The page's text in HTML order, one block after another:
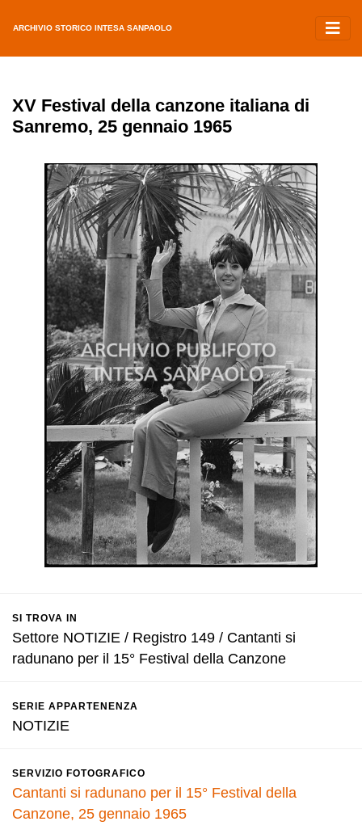
ARCHIVIO STORICO INTESA SANPAOLO
XV Festival della canzone italiana di
Sanremo, 25 gennaio 1965
SI TROVA IN
Settore NOTIZIE / Registro 149 / Cantanti si
radunano per il 15° Festival della Canzone
SERIE APPARTENENZA
NOTIZIE
SERVIZIO FOTOGRAFICO
Cantanti si radunano per il 15° Festival della
Canzone, 25 gennaio 1965